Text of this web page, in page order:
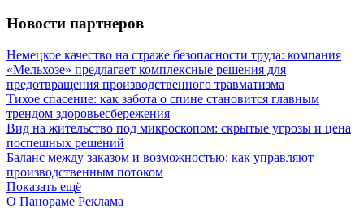
Новости партнеров
Немецкое качество на страже безопасности труда: компания
«Мельхозе» предлагает комплексные решения для
предотвращения производственного травматизма
Тихое спасение: как забота о спине становится главным
трендом здоровьесбережения
Вид на жительство под микроскопом: скрытые угрозы и цена
поспешных решений
Баланс между заказом и возможностью: как управляют
производственным потоком
Показать ещё
О Панораме Реклама